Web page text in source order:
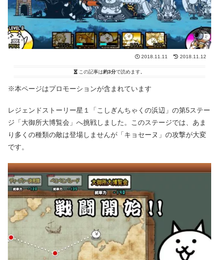
2018.11.11 2018.11.12
この記事は約3分で読めます。
※本ページはプロモーションが含まれています
レジェンドストーリー星１「こしぎんちゃくの浜辺」の第5ステー
ジ「大御所大博覧会」へ挑戦しました。このステージでは、あま
り多くの種類の敵は登場しませんが「キョセーヌ」の攻撃が大変
です。